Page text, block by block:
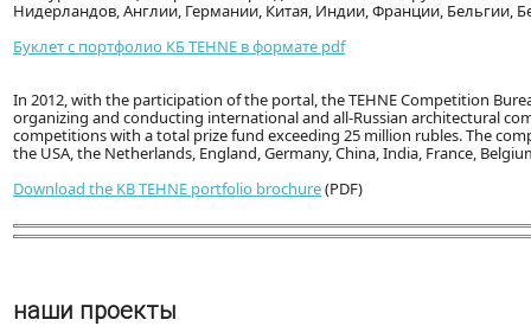
Нидерландов, Англии, Германии, Китая, Индии, Франции, Бельгии,
Буклет с портфолио КБ TEHNE в формате pdf
In 2012, with the participation of the portal, the TEHNE Competition
organizing and conducting international and all-Russian architectural
competitions with a total prize fund exceeding 25 million rubles. The
the USA, the Netherlands, England, Germany, China, India, France,
Download the KB TEHNE portfolio brochure(PDF)
наши проекты